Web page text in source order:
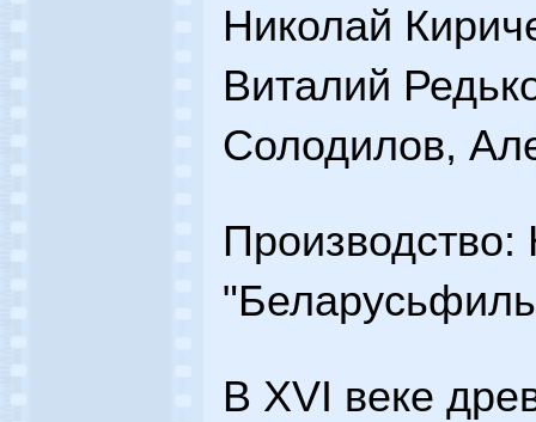
Николай
Виталий
Солодилов,
Производство:
В XVI веке